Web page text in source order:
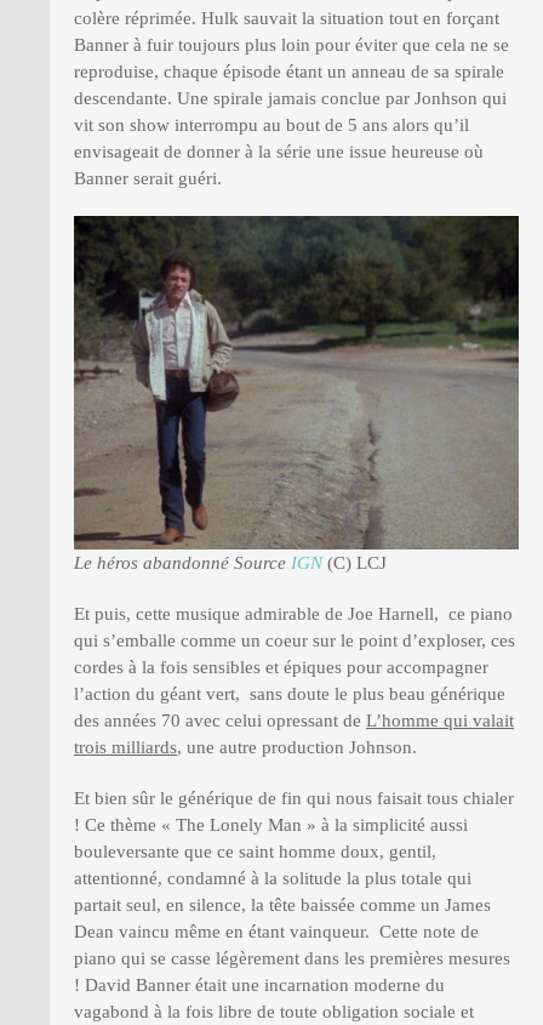
colère réprimée. Hulk sauvait la situation tout en forçant
Banner à fuir toujours plus loin pour éviter que cela ne se
reproduise, chaque épisode étant un anneau de sa spirale
descendante. Une spirale jamais conclue par Jonhson qui
vit son show interrompu au bout de 5 ans alors qu’il
envisageait de donner à la série une issue heureuse où
Banner serait guéri.
Le héros abandonné Source IGN(C) LCJ
Et puis, cette musique admirable de Joe Harnell, ce piano
qui s’emballe comme un coeur sur le point d’exploser, ces
cordes à la fois sensibles et épiques pour accompagner
l’action du géant vert, sans doute le plus beau générique
des années 70 avec celui opressant de L’homme qui valait
trois milliards, une autre production Johnson.
Et bien sûr le générique de fin qui nous faisait tous chialer
! Ce thème « The Lonely Man » à la simplicité aussi
bouleversante que ce saint homme doux, gentil,
attentionné, condamné à la solitude la plus totale qui
partait seul, en silence, la tête baissée comme un James
Dean vaincu même en étant vainqueur. Cette note de
piano qui se casse légèrement dans les premières mesures
! David Banner était une incarnation moderne du
vagabond à la fois libre de toute obligation sociale et